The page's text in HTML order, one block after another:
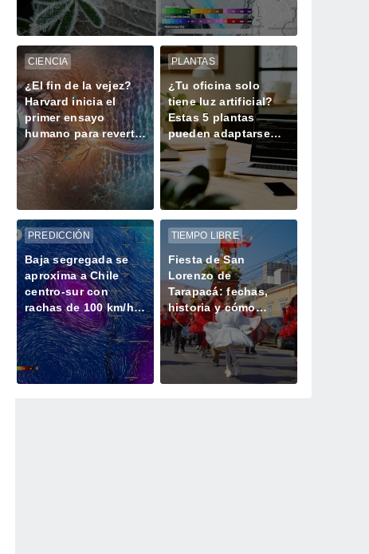
CIENCIA
¿El fin de la vejez?
Harvard inicia el
primer ensayo
humano para revertir
el envejecimiento
celular
PLANTAS
¿Tu oficina solo
tiene luz artificial?
Estas 5 plantas
pueden adaptarse
mejor al espacio de
trabajo
PREDICCIÓN
Baja segregada se
aproxima a Chile
centro-sur con
rachas de 100 km/h:
estas serán las
regiones más
afectadas
TIEMPO LIBRE
Fiesta de San
Lorenzo de
Tarapacá: fechas,
historia y cómo
llegar a este
tradicional festejo
nortino